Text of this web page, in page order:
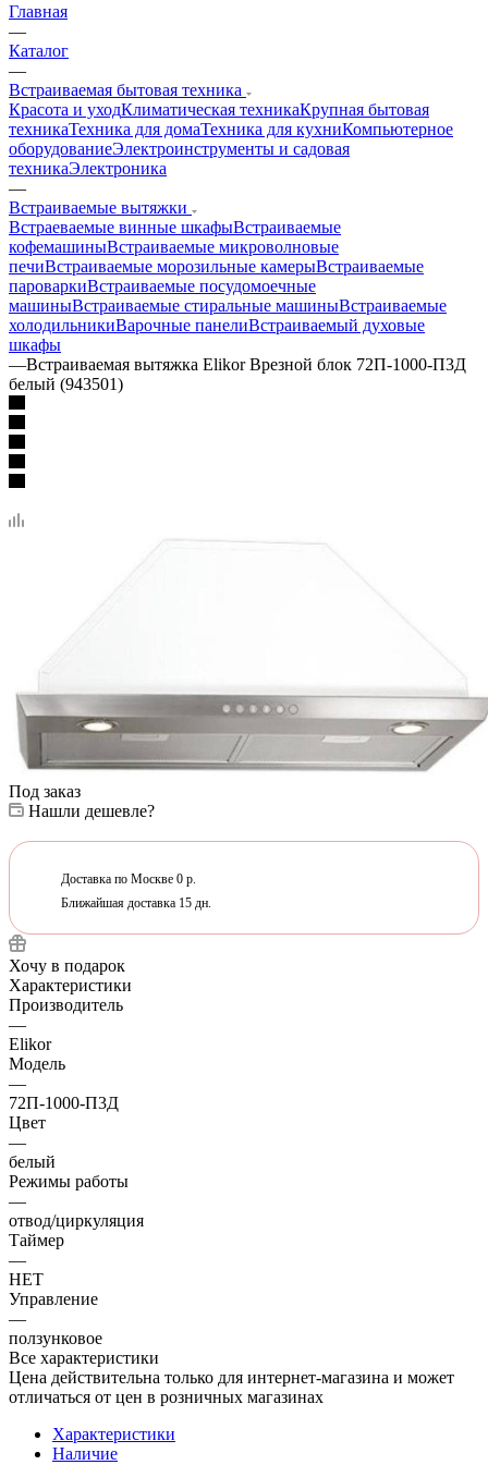
Главная
—
Каталог
—
Встраиваемая бытовая техника
Красота и уходКлиматическая техникаКрупная бытовая
техникаТехника для домаТехника для кухниКомпьютерное
оборудованиеЭлектроинструменты и садовая
техникаЭлектроника
—
Встраиваемые вытяжки
Встраеваемые винные шкафыВстраиваемые
кофемашиныВстраиваемые микроволновые
печиВстраиваемые морозильные камерыВстраиваемые
пароваркиВстраиваемые посудомоечные
машиныВстраиваемые стиральные машиныВстраиваемые
холодильникиВарочные панелиВстраиваемый духовые
шкафы
—Встраиваемая вытяжка Elikor Врезной блок 72П-1000-П3Д
белый (943501)
Под заказ
Нашли дешевле?
Доставка по Москве 0 р.
Ближайшая доставка 15 дн.
Хочу в подарок
Характеристики
Производитель
—
Elikor
Модель
—
72П-1000-П3Д
Цвет
—
белый
Режимы работы
—
отвод/циркуляция
Таймер
—
НЕТ
Управление
—
ползунковое
Все характеристики
Цена действительна только для интернет-магазина и может
отличаться от цен в розничных магазинах
Характеристики
Наличие